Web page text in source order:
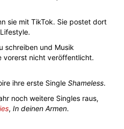
sie mit TikTok. Sie postet dort
schreiben und Musik
vorerst nicht veröffentlicht.
ihre erste Single Shameless.
noch weitere Singles raus,
, In deinen Armen.